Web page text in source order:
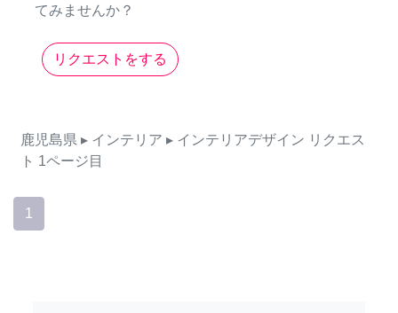
てみませんか？
リクエストをする
鹿児島県 ▸ インテリア ▸ インテリアデザイン リクエス
ト 1ページ目
1